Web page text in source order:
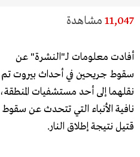
11,047 مشاهدة
أفادت معلومات لـ"النشرة" عن
سقوط جريحين في أحداث ​بيروت​ تم
نقلهما إلى أحد ​مستشفيات​ المنطقة،
نافية الأنباء التي تتحدث عن سقوط
قتيل نتيجة ​إطلاق النار​.